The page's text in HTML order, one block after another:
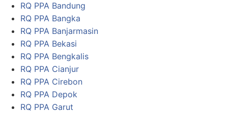
RQ PPA Bandung
RQ PPA Bangka
RQ PPA Banjarmasin
RQ PPA Bekasi
RQ PPA Bengkalis
RQ PPA Cianjur
RQ PPA Cirebon
RQ PPA Depok
RQ PPA Garut